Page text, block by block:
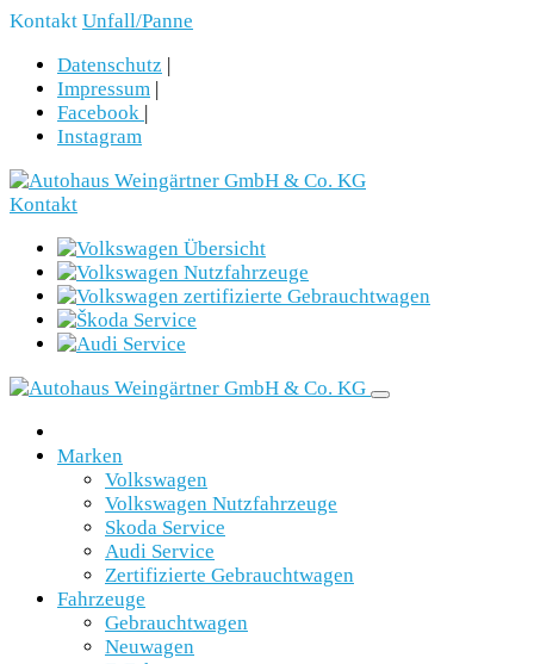
Kontakt Unfall/Panne
Datenschutz |
Impressum |
Facebook |
Instagram
Kontakt
Marken
Volkswagen
Volkswagen Nutzfahrzeuge
Skoda Service
Audi Service
Zertifizierte Gebrauchtwagen
Fahrzeuge
Gebrauchtwagen
Neuwagen